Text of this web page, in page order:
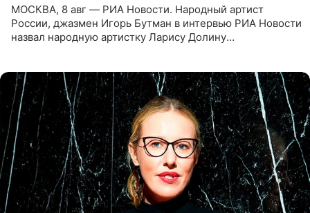
МОСКВА, 8 авг — РИА Новости. Народный артист
России, джазмен Игорь Бутман в интервью РИА Новости
назвал народную артистку Ларису Долину